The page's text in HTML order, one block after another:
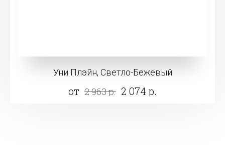
Уни Плэйн, Светло-Бежевый
от 2 963 р. 2 074 р.